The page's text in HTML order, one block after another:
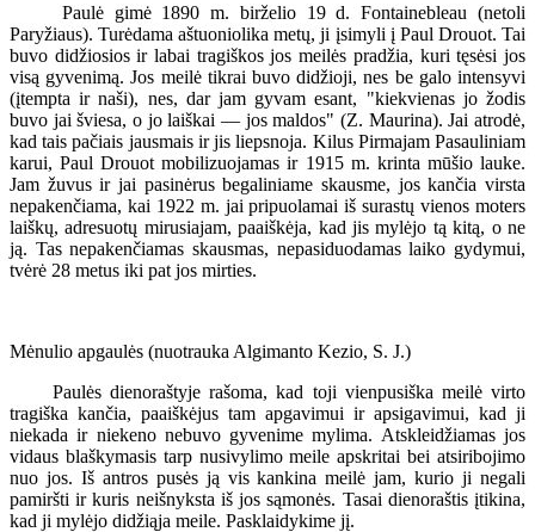
Paulė gimė 1890 m. birželio 19 d. Fontainebleau (netoli
Paryžiaus). Turėdama aštuoniolika metų, ji įsimyli į Paul Drouot. Tai
buvo didžiosios ir labai tragiškos jos meilės pradžia, kuri tęsėsi jos
visą gyvenimą. Jos meilė tikrai buvo didžioji, nes be galo intensyvi
(įtempta ir naši), nes, dar jam gyvam esant, "kiekvienas jo žodis
buvo jai šviesa, o jo laiškai — jos maldos" (Z. Maurina). Jai atrodė,
kad tais pačiais jausmais ir jis liepsnoja. Kilus Pirmajam Pasauliniam
karui, Paul Drouot mobilizuojamas ir 1915 m. krinta mūšio lauke.
Jam žuvus ir jai pasinėrus begaliniame skausme, jos kančia virsta
nepakenčiama, kai 1922 m. jai pripuolamai iš surastų vienos moters
laiškų, adresuotų mirusiajam, paaiškėja, kad jis mylėjo tą kitą, o ne
ją. Tas nepakenčiamas skausmas, nepasiduodamas laiko gydymui,
tvėrė 28 metus iki pat jos mirties.
Mėnulio apgaulės (nuotrauka Algimanto Kezio, S. J.)
Paulės dienoraštyje rašoma, kad toji vienpusiška meilė virto
tragiška kančia, paaiškėjus tam apgavimui ir apsigavimui, kad ji
niekada ir niekeno nebuvo gyvenime mylima. Atskleidžiamas jos
vidaus blaškymasis tarp nusivylimo meile apskritai bei atsiribojimo
nuo jos. Iš antros pusės ją vis kankina meilė jam, kurio ji negali
pamiršti ir kuris neišnyksta iš jos sąmonės. Tasai dienoraštis įtikina,
kad ji mylėjo didžiąja meile. Pasklaidykime jį.